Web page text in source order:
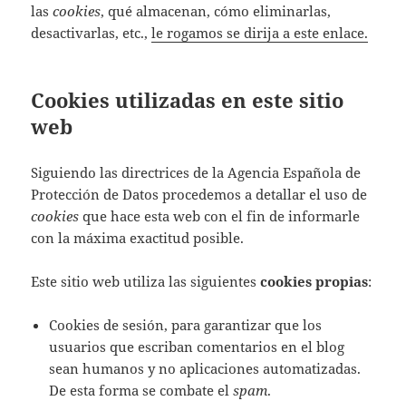
lascookies, qué almacenan, cómo eliminarlas,
desactivarlas, etc.,le rogamos se dirija a este enlace.
Cookies utilizadas en este sitio
web
Siguiendo las directrices de la Agencia Española de
Protección de Datos procedemos a detallar el uso de
cookies que hace esta web con el fin de informarle
con la máxima exactitud posible.
Este sitio web utiliza las siguientescookies propias:
Cookies de sesión, para garantizar que los
usuarios que escriban comentarios en el blog
sean humanos y no aplicaciones automatizadas.
De esta forma se combate elspam.